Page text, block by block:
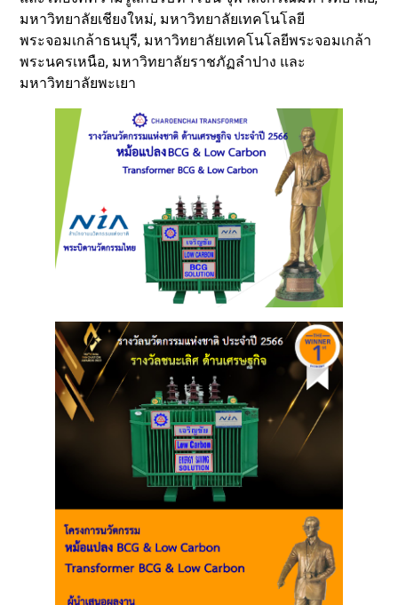
มหาวิทยาลัยเชียงใหม่, มหาวิทยาลัยเทคโนโลยี
พระจอมเกล้าธนบุรี, มหาวิทยาลัยเทคโนโลยีพระจอมเกล้า
พระนครเหนือ, มหาวิทยาลัยราชภัฏลำปาง และ
มหาวิทยาลัยพะเยา